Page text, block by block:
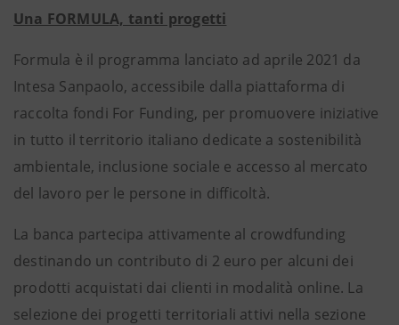
Una FORMULA, tanti progetti
Formula è il programma lanciato ad aprile 2021 da
Intesa Sanpaolo, accessibile dalla piattaforma di
raccolta fondi For Funding, per promuovere iniziative
in tutto il territorio italiano dedicate a sostenibilità
ambientale, inclusione sociale e accesso al mercato
del lavoro per le persone in difficoltà.
La banca partecipa attivamente al crowdfunding
destinando un contributo di 2 euro per alcuni dei
prodotti acquistati dai clienti in modalità online. La
selezione dei progetti territoriali attivi nella sezione